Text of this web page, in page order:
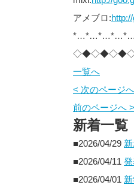
アメブロ:
一覧へ
< 次のページへ
前のページへ >
新着一覧
■2026/04/29
■2026/04/11
■2026/04/01